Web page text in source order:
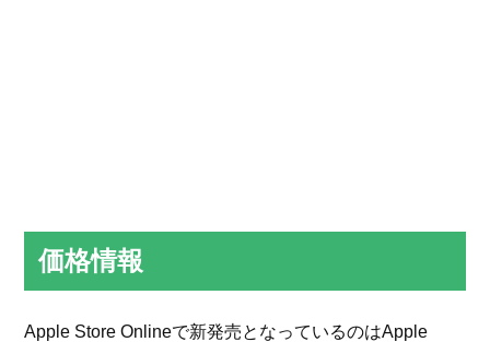
価格情報
Apple Store Onlineで新発売となっているのはApple